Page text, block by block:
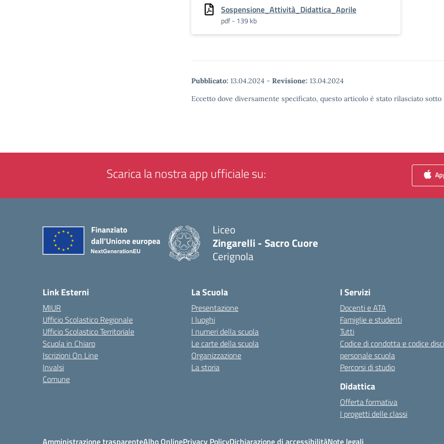
Sospensione_Attività_Didattica_Aprile
pdf - 139 kb
Pubblicato: 13.04.2024 - Revisione: 13.04.2024
Eccetto dove diversamente specificato, questo articolo è stato rilasciato
Scarica la nostra app ufficiale su:
Liceo
Zingarelli - Sacro Cuore
Cerignola
Link Esterni
MIUR
Ufficio Scolastico Regionale
Ufficio Scolastico Territoriale
Scuola in Chiaro
Iscrizioni On Line
Invalsi
Comune
La Scuola
Presentazione
I luoghi
I numeri della scuola
Le carte della scuola
Organizzazione
La storia
I Servizi
Docenti e ATA
Famiglie e studenti
Tutti
Codice di condotta e codice
personale scuola
Percorsi di studio
Didattica
Offerta formativa
I progetti delle classi
Amministrazione trasparenteAlbo OnlinePrivacy PolicyDichiarazione di accessibilitàNote legali